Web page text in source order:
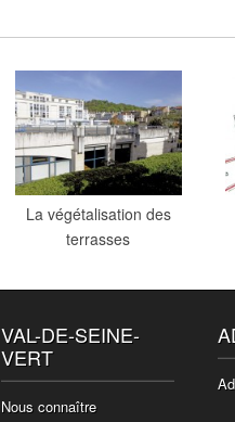
La végétalisation des
terrasses
VAL-DE-SEINE-
VERT
Nous connaître